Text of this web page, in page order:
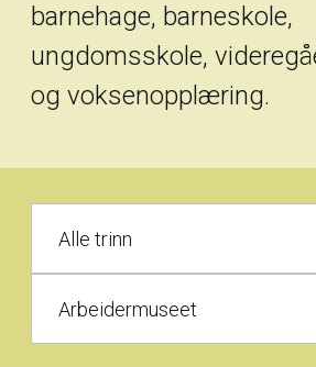
barnehage, barneskole,
ungdomsskole,
og voksenopplæring.
Alle trinn
Arbeidermuseet